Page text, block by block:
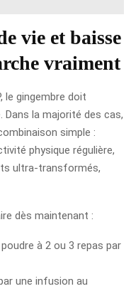
vie et baisse
vraiment
le gingembre doit
Dans la majorité des cas,
simple :
physique régulière,
ultra-transformés,
dès maintenant :
à 2 ou 3 repas par
une infusion au